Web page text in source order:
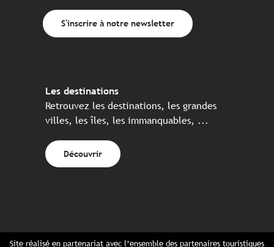
S'inscrire à notre newsletter
Les destinations
Retrouvez les destinations, les grandes
villes, les îles, les immanquables, ...
Découvrir
Site réalisé en partenariat avec l’ensemble des partenaires touristiques